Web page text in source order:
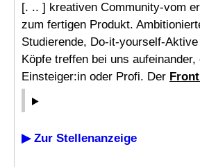
[. .. ] kreativen Community-vom
zum fertigen Produkt.
Studierende, Do-it-yourself-
Köpfe treffen bei uns aufeinander,
Einsteiger:in oder Profi. Der
▶ Zur Stellenanzeige